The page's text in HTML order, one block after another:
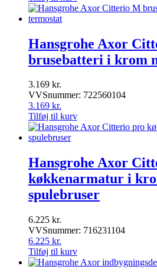
Hansgrohe Axor
brusebatteri i krom
3.169 kr.
VVSnummer: 722560104
3.169 kr.
Tilføj til kurv
Hansgrohe Axor
køkkenarmatur i
spulebruser
6.225 kr.
VVSnummer: 716231104
6.225 kr.
Tilføj til kurv